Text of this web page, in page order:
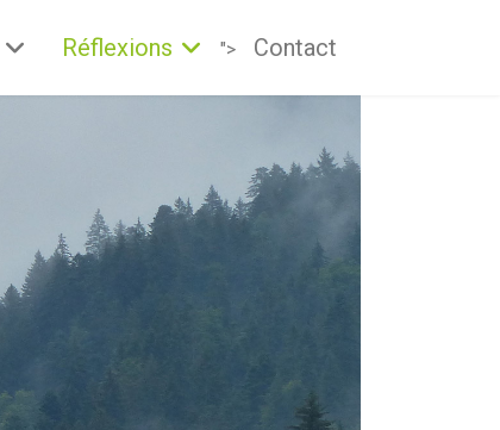
Réflexions "> Contact